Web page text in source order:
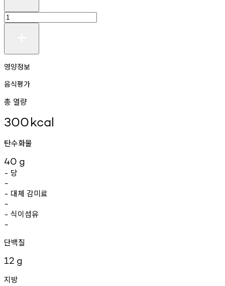
영양정보
음식평가
총 열량
300kcal
탄수화물
40 g
- 당
-
- 대체 감미료
-
- 식이섬유
-
단백질
12 g
지방